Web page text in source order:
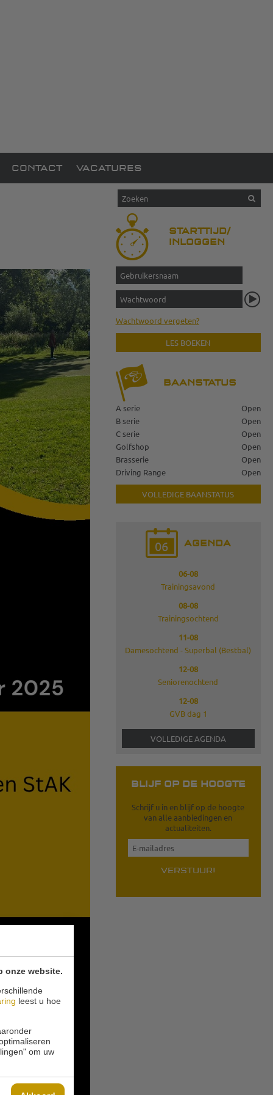
onze website.
leest u hoe
om uw
CONTACT VACATURES
STARTTIJD/
INLOGGEN
Wachtwoord vergeten?
LES BOEKEN
BAANSTATUS
A serie
Open
B serie
Open
C serie
Open
Golfshop
Open
Brasserie
Open
Driving Range
Open
VOLLEDIGE BAANSTATUS
06 AGENDA
06-08
Trainingsavond
08-08
Trainingsochtend
11-08
Damesochtend - Superbal (Bestbal)
12-08
Seniorenochtend
12-08
GVB dag 1
VOLLEDIGE AGENDA
BLIJF OP DE HOOGTE
Schrijf u in en blijf op de hoogte
van alle aanbiedingen en
actualiteiten.
VERSTUUR!